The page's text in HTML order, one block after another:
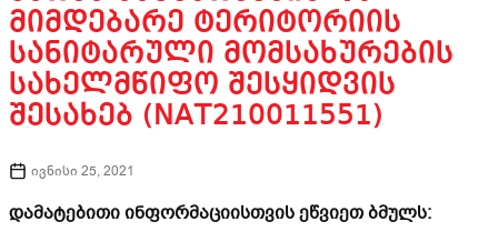
ᲛᲘᲛᲓᲔᲑᲐᲠᲔ ᲢᲔᲠᲘᲢᲝᲠᲘᲘᲡ
ᲡᲐᲜᲘᲢᲐᲠᲣᲚᲘ ᲛᲝᲛᲡᲐᲮᲣᲠᲔᲑᲘᲡ
ᲡᲐᲮᲔᲚᲛᲬᲘᲤᲝ ᲨᲔᲡᲧᲘᲓᲕᲘᲡ
ᲨᲔᲡᲐᲮᲔᲑ (NAT210011551)
ივნისი 25, 2021
დამატებითი ინფორმაციისთვის ეწვიეთ ბმულს: